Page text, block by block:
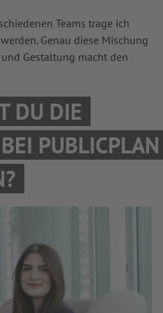
Teams trage ich
Genau diese Mischung
Gestaltung macht den
DU DIE
PUBLICPLAN